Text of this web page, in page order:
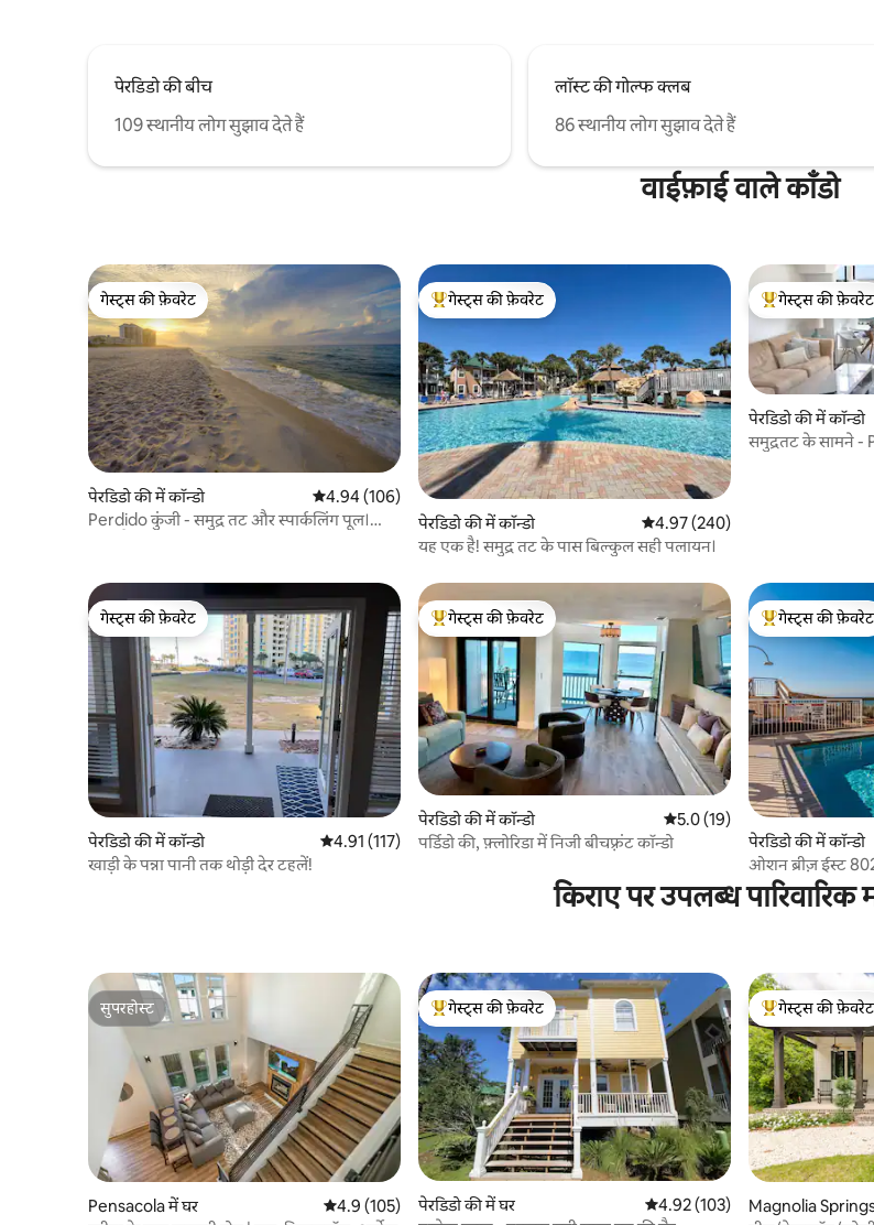
पेरडिडो की बीच
109 स्थानीय लोग सुझाव देते हैं
लॉस्ट की गोल्फ क्लब
86 स्थानीय लोग सुझाव देते हैं
वाईफ़ाई वाले काँडो
गेस्ट्स की फ़ेवरेट
गेस्ट्स की फ़ेवरेट
पेरडिडो की में कॉन्डो औसत रेटिंग 5 में से 4.94, 106 समीक्षाएँ
4.94 (106)
Perdido कुंजी - समुद्र तट और स्पार्कलिंग पूल।
गेस्ट्स का टॉप फ़ेवरेट
गेस्ट्स की फ़ेवरेट
पेरडिडो की में कॉन्डो औसत रेटिंग 5 में से 4.97, 240 समीक्षाएँ
4.97 (240)
यह एक है! समुद्र तट के पास बिल्कुल सही पलायन।
गेस्ट्स का टॉप
गेस्ट्स की फ़ेवरेट
पेरडिडो की में कॉन्डो
समुद्रतट के सामने -
गेस्ट्स की फ़ेवरेट
गेस्ट्स की फ़ेवरेट
पेरडिडो की में कॉन्डो औसत रेटिंग 5 में से 4.91, 117 समीक्षाएँ
4.91 (117)
खाड़ी के पन्ना पानी तक थोड़ी देर टहलें!
गेस्ट्स का टॉप फ़ेवरेट
गेस्ट्स की फ़ेवरेट
पेरडिडो की में कॉन्डो औसत रेटिंग 5 में से 5.0, 19
5.0 (19)
पर्डिडो की, फ़्लोरिडा में निजी बीचफ़्रंट कॉन्डो
गेस्ट्स का टॉप
गेस्ट्स की फ़ेवरेट
पेरडिडो की में कॉन्डो
ओशन ब्रीज़ ईस्ट
किराए पर उपलब्ध पारिवारिक
सुपरहोस्ट
सुपरहोस्ट
Pensacola में घर औसत रेटिंग 5 में से 4.9, 105 समीक्षाएँ
4.9 (105)
गेस्ट्स का टॉप फ़ेवरेट
गेस्ट्स की फ़ेवरेट
पेरडिडो की में घर औसत रेटिंग 5 में से 4.92, 103
4.92 (103)
गेस्ट्स का टॉप
गेस्ट्स की फ़ेवरेट
Magnolia